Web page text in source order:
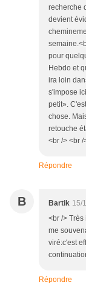
recherche
devient
pour
Hebdo et
ira loin
s'impose
petit».
chose.
retouche
<br /> <br /
Répondre
B Bartik 15/
<br />
me
viré:c'est
Répondre